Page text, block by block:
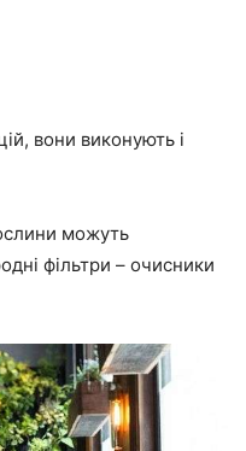
вони виконують і
можуть
фільтри – очисники